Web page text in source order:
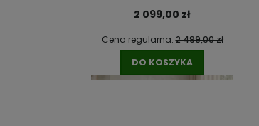
2 099,00 zł
Cena regularna:2 499,00 zł
DO KOSZYKA